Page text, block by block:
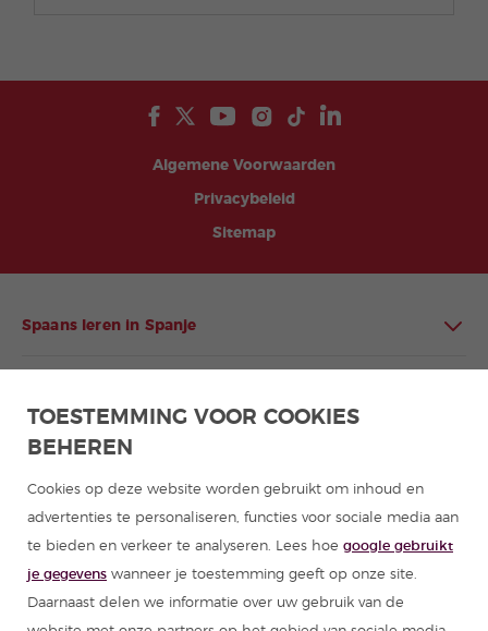
Algemene Voorwaarden
Privacybeleid
Sitemap
Spaans leren in Spanje
Programma's Spaans voor groepen
Cursussen Spaans
Zomerkampen Spanje
TOESTEMMING VOOR COOKIES
BEHEREN
Cookies op deze website worden gebruikt om inhoud en
advertenties te personaliseren, functies voor sociale media aan
te bieden en verkeer te analyseren. Lees hoe google gebruikt
je gegevens wanneer je toestemming geeft op onze site.
Daarnaast delen we informatie over uw gebruik van de